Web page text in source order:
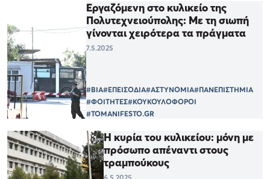
Εργαζόμενη στο κυλικείο της
Πολυτεχνειούπολης: Με τη σιωπή
γίνονται χειρότερα τα πράγματα
7.5.2025
#ΒΙΑ#ΕΠΕΙΣΟΔΙΑ#ΑΣΤΥΝΟΜΙΑ#ΠΑΝΕΠΙΣΤΗΜΙΑ
#ΦΟΙΤΗΤΕΣ#ΚΟΥΚΟΥΛΟΦΟΡΟΙ
#TOMANIFESTO.GR
Η κυρία του κυλικείου: μόνη με
πρόσωπο απέναντι στους
τραμπούκους